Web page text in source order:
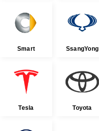
Smart SsangYong
Tesla Toyota